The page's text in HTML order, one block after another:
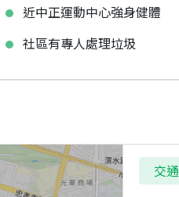
近中正運動中心強身健體
社區有專人處理垃圾
交通